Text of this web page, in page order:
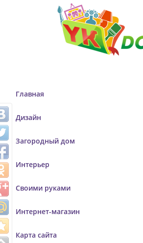
Главная
Дизайн
Загородный дом
Интерьер
Своими руками
Интернет-магазин
Карта сайта